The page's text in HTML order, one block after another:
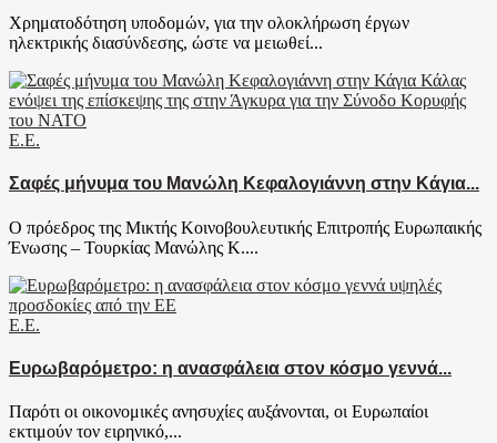
Χρηματοδότηση υποδομών, για την ολοκλήρωση έργων
ηλεκτρικής διασύνδεσης, ώστε να μειωθεί...
Ε.Ε.
Σαφές μήνυμα του Μανώλη Κεφαλογιάννη στην Κάγια...
Ο πρόεδρος της Μικτής Κοινοβουλευτικής Επιτροπής Ευρωπαικής
Ένωσης – Τουρκίας Μανώλης Κ....
Ε.Ε.
Ευρωβαρόμετρο: η ανασφάλεια στον κόσμο γεννά...
Παρότι οι οικονομικές ανησυχίες αυξάνονται, οι Ευρωπαίοι
εκτιμούν τον ειρηνικό,...